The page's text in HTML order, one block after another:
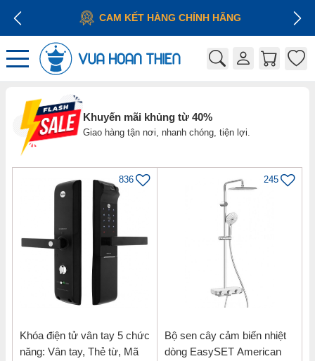
CAM KẾT HÀNG CHÍNH HÃNG
Khuyến mãi khủng từ 40%
Giao hàng tận nơi, nhanh chóng, tiện lợi.
836
Khóa điện tử vân tay 5 chức
năng: Vân tay, Thẻ từ, Mã
245
Bộ sen cây cảm biến nhiệt
dòng EasySET American